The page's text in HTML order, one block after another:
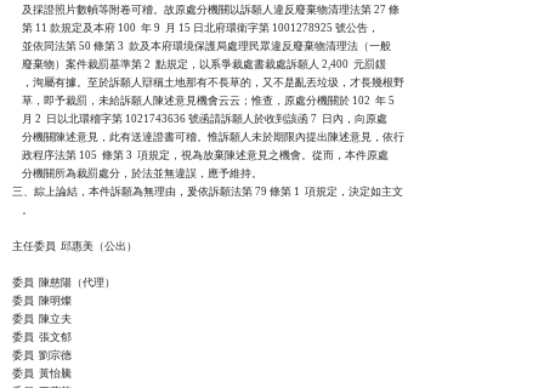
    及採證照片數幀等附卷可稽。故原處分機關以訴願人違反廢棄物清理法第 27 條
    第 11 款規定及本府 100  年 9  月 15 日北府環衛字第 1001278925 號公告，
    並依同法第 50 條第 3  款及本府環境保護局處理民眾違反廢棄物清理法（一般
    廢棄物）案件裁罰基準第 2  點規定，以系爭裁處書裁處訴願人 2,400  元罰鍰
    ，洵屬有據。至於訴願人辯稱土地那有不長草的，又不是亂丟垃圾，才長幾根野
    草，即予裁罰，未給訴願人陳述意見機會云云；惟查，原處分機關於 102  年 5
    月 2  日以北環稽字第 1021743636 號函請訴願人於收到該函 7  日內，向原處
    分機關陳述意見，此有送達證書可稽。惟訴願人未於期限內提出陳述意見，依行
    政程序法第 105  條第 3  項規定，視為放棄陳述意見之機會。從而，本件原處
    分機關所為裁罰處分，於法並無違誤，應予維持。
三、綜上論結，本件訴願為無理由，爰依訴願法第 79 條第 1  項規定，決定如主文
    。
主任委員  邱惠美（公出）
委員  陳慈陽（代理）
委員  陳明燦
委員  陳立夫
委員  張文郁
委員  劉宗德
委員  黃怡騰